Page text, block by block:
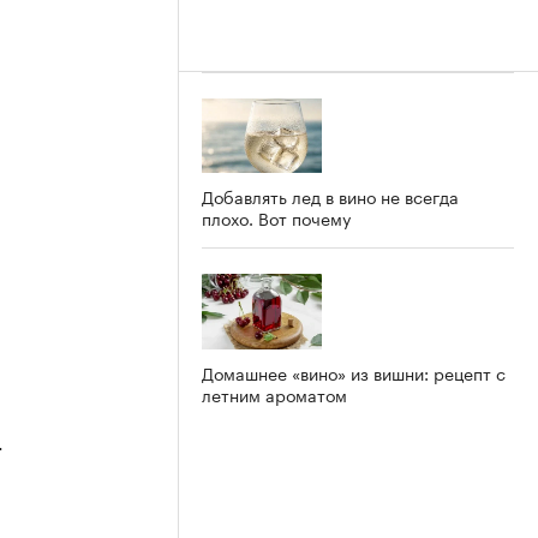
Добавлять лед в вино не всегда
плохо. Вот почему
Домашнее «вино» из вишни: рецепт с
летним ароматом